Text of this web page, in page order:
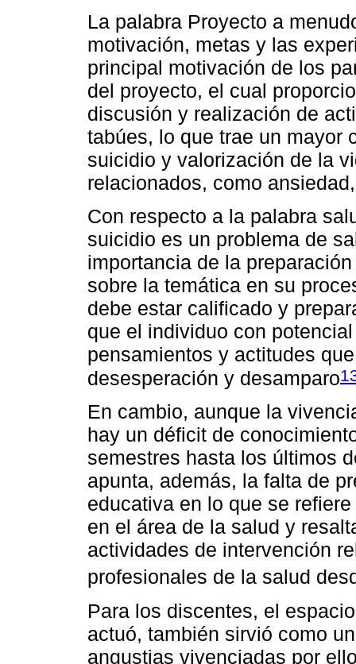
La palabra Proyecto a
motivación, metas y las
principal motivación de los
del proyecto, el cual
discusión y realización de
tabúes, lo que trae un mayor
suicidio y valorización de la
relacionados, como
Con respecto a la palabra
suicidio es un problema de
importancia de la
sobre la temática en su
debe estar calificado y
que el individuo con
pensamientos y actitudes
desesperación y desamparo
En cambio, aunque la
hay un déficit de
semestres hasta los últimos
apunta, además, la falta de
educativa en lo que se
en el área de la salud y
actividades de intervención
profesionales de la salud
Para los discentes, el
actuó, también sirvió como
angustias vivenciadas por